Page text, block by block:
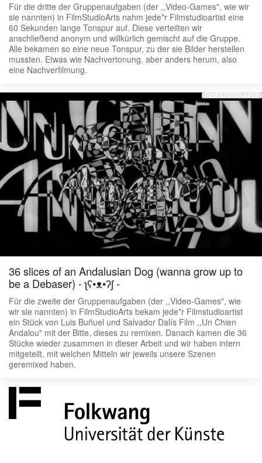
Für die dritte der Gruppenaufgaben (der ,,Video-Games", wie wir
sie nannten) in FilmStudioArts nahm jede*r Filmstudioartist eine
60 Sekunden lange Tonspur auf. Diese verteilten wir
anschließend anonym und willkürlich gemischt auf die Gruppe.
Alle bekamen so eine neue Tonspur, zu der sie Bilder herstellen
mussten. Etwas wie Nachvertonung, aber anders herum, also
eine Nachverfilmung.
FILM STUDIO ARTS
36 slices of an Andalusian Dog (wanna grow up to
be a Debaser) - ʅʕ•ᴥ•ʔʃ -
Für die zweite der Gruppenaufgaben (der ,,Video-Games", wie
wir sie nannten) in FilmStudioArts bekam jede*r Filmstudioartist
ein Stück von Luis Buñuel und Salvador Dalís Film ,,Un Chien
Andalou" mit der Bitte, dieses zu remixen. Danach kamen die 36
Stücke wieder zusammen in dieser Arbeit und wir haben intern
mitgeteilt, mit welchen Mitteln wir jeweils unsere Szenen
geremixed haben.